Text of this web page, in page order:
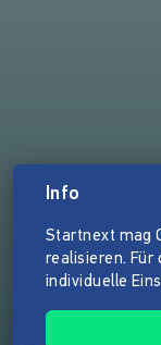
Info
Startnext mag
realisieren.
individuelle